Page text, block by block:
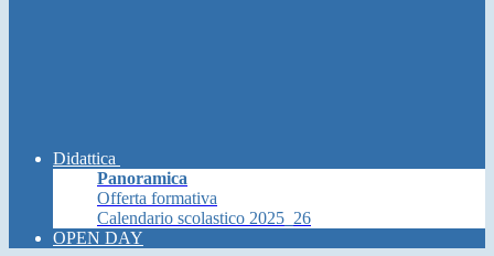
Didattica
Panoramica
Offerta formativa
Calendario scolastico 2025_26
OPEN DAY